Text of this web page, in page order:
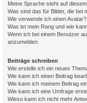
Meine Sprache steht auf
Was sind das für Bilder, die bei
Wie verwende ich einen Avatar?
Was ist mein Rang und wie
Wenn ich bei einem Benutzer
anzumelden.
Beiträge schreiben
Wie erstelle ich ein neues
Wie kann ich einen Beitrag
Wie kann ich meinem Beitrag
Wie kann ich eine Umfrage
Wieso kann ich nicht mehr